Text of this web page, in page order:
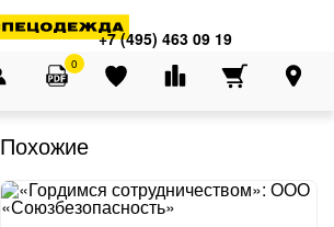
+7 (495) 463 09 19
+7 (495) 463 09 19
0
Блог Новинка от СОЮЗСПЕЦОДЕЖДА: Брюки
Похожие